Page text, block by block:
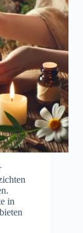
in